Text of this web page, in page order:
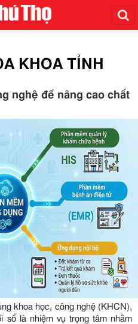
KHOA TỈNH
nghệ để nâng cao chất
khoa học, công nghệ (KHCN),
số là nhiệm vụ trọng tâm nhằm